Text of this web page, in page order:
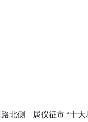
北侧；属仪征市 “十大